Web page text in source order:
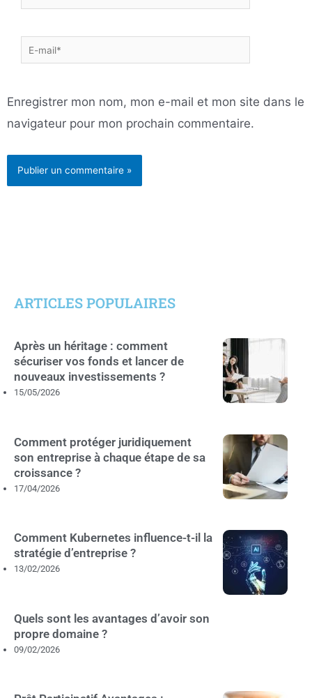
E-
mail*
Enregistrer mon nom, mon e-mail et mon site dans le
navigateur pour mon prochain commentaire.
ARTICLES POPULAIRES
Après un héritage : comment
sécuriser vos fonds et lancer de
nouveaux investissements ?
15/05/2026
Comment protéger juridiquement
son entreprise à chaque étape de sa
croissance ?
17/04/2026
Comment Kubernetes influence-t-il la
stratégie d’entreprise ?
13/02/2026
Quels sont les avantages d’avoir son
propre domaine ?
09/02/2026